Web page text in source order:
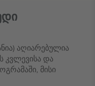
აღიარებულია
კვლევისა და
მისი